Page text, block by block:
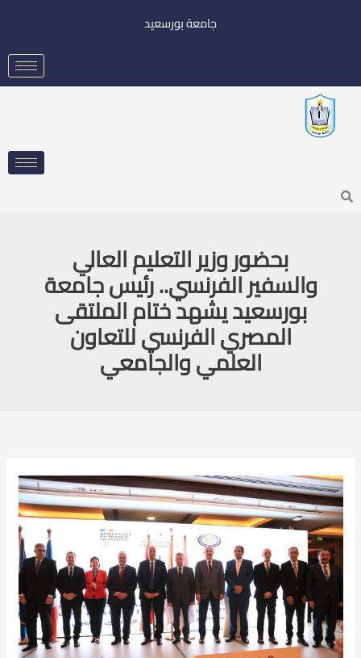
جامعة بورسعيد
Search
بحضور وزير التعليم العالي
والسفير الفرنسي.. رئيس جامعة
بورسعيد يشهد ختام الملتقى
المصري الفرنسي للتعاون
العلمي والجامعي